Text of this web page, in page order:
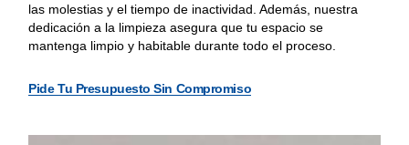
las molestias y el tiempo de inactividad.Además, nuestra
dedicación a la limpieza asegura que tu espacio se
mantenga limpio y habitable durante todo el proceso.
Pide Tu Presupuesto Sin Compromiso